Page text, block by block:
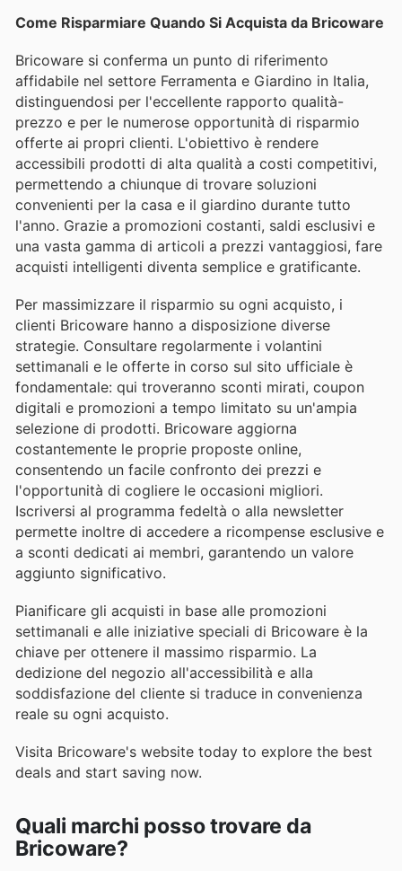
Come Risparmiare Quando Si Acquista da Bricoware
Bricoware si conferma un punto di riferimento
affidabile nel settore Ferramenta e Giardino in Italia,
distinguendosi per l'eccellente rapporto qualità-
prezzo e per le numerose opportunità di risparmio
offerte ai propri clienti. L'obiettivo è rendere
accessibili prodotti di alta qualità a costi competitivi,
permettendo a chiunque di trovare soluzioni
convenienti per la casa e il giardino durante tutto
l'anno. Grazie a promozioni costanti, saldi esclusivi e
una vasta gamma di articoli a prezzi vantaggiosi, fare
acquisti intelligenti diventa semplice e gratificante.
Per massimizzare il risparmio su ogni acquisto, i
clienti Bricoware hanno a disposizione diverse
strategie. Consultare regolarmente i volantini
settimanali e le offerte in corso sul sito ufficiale è
fondamentale: qui troveranno sconti mirati, coupon
digitali e promozioni a tempo limitato su un'ampia
selezione di prodotti. Bricoware aggiorna
costantemente le proprie proposte online,
consentendo un facile confronto dei prezzi e
l'opportunità di cogliere le occasioni migliori.
Iscriversi al programma fedeltà o alla newsletter
permette inoltre di accedere a ricompense esclusive e
a sconti dedicati ai membri, garantendo un valore
aggiunto significativo.
Pianificare gli acquisti in base alle promozioni
settimanali e alle iniziative speciali di Bricoware è la
chiave per ottenere il massimo risparmio. La
dedizione del negozio all'accessibilità e alla
soddisfazione del cliente si traduce in convenienza
reale su ogni acquisto.
Visita Bricoware's website today to explore the best
deals and start saving now.
Quali marchi posso trovare da
Bricoware?